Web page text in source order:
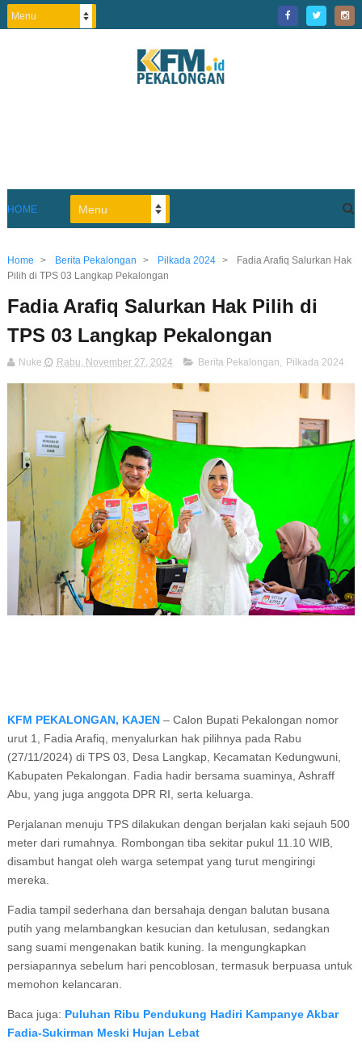
HOME
Home > Berita Pekalongan > Pilkada 2024 >
Fadia Arafiq Salurkan Hak
Pilih di TPS 03 Langkap Pekalongan
Fadia Arafiq Salurkan Hak Pilih di
TPS 03 Langkap Pekalongan
Nuke Rabu, November 27, 2024 Berita Pekalongan, Pilkada 2024
KFM PEKALONGAN, KAJEN– Calon Bupati Pekalongan nomor
urut 1, Fadia Arafiq, menyalurkan hak pilihnya pada Rabu
(27/11/2024) di TPS 03, Desa Langkap, Kecamatan Kedungwuni,
Kabupaten Pekalongan. Fadia hadir bersama suaminya, Ashraff
Abu, yang juga anggota DPR RI, serta keluarga.
Perjalanan menuju TPS dilakukan dengan berjalan kaki sejauh 500
meter dari rumahnya. Rombongan tiba sekitar pukul 11.10 WIB,
disambut hangat oleh warga setempat yang turut mengiringi
mereka.
Fadia tampil sederhana dan bersahaja dengan balutan busana
putih yang melambangkan kesucian dan ketulusan, sedangkan
sang suami mengenakan batik kuning. Ia mengungkapkan
persiapannya sebelum hari pencoblosan, termasuk berpuasa untuk
memohon kelancaran.
Baca juga: Puluhan Ribu Pendukung Hadiri Kampanye Akbar
Fadia-Sukirman Meski Hujan Lebat